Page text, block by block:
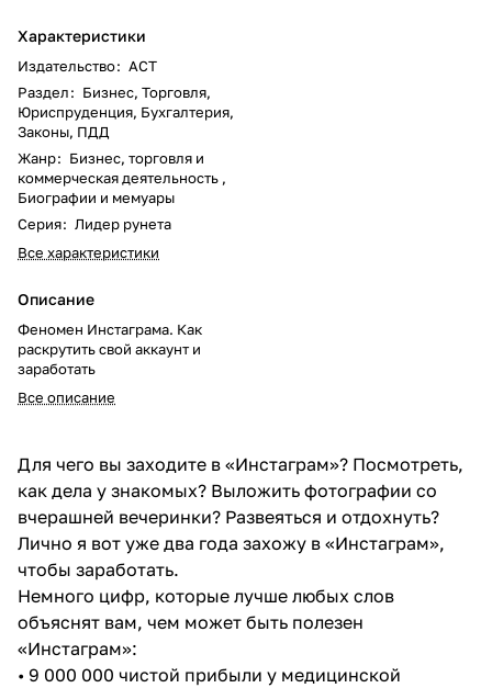
Характеристики
Издательство: АСТ
Раздел: Бизнес, Торговля,
Юриспруденция, Бухгалтерия,
Законы, ПДД
Жанр: Бизнес, торговля и
коммерческая деятельность ,
Биографии и мемуары
Серия: Лидер рунета
Все характеристики
Описание
Феномен Инстаграма. Как
раскрутить свой аккаунт и
заработать
Все описание
Для чего вы заходите в «Инстаграм»? Посмотреть,
как дела у знакомых? Выложить фотографии со
вчерашней вечеринки? Развеяться и отдохнуть?
Лично я вот уже два года захожу в «Инстаграм»,
чтобы заработать.
Немного цифр, которые лучше любых слов
объяснят вам, чем может быть полезен
«Инстаграм»:
• 9 000 000 чистой прибыли у медицинской